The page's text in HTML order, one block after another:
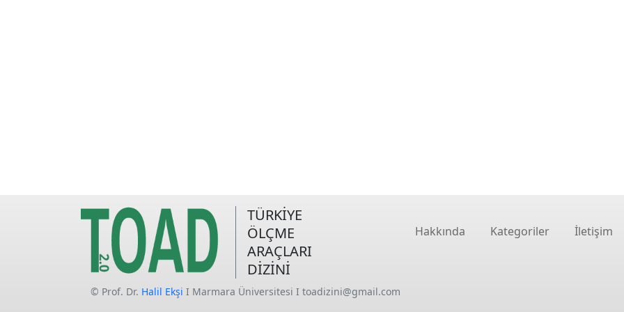
TÜRKİYE
ÖLÇME
ARAÇLARI
DİZİNİ
Hakkında Kategoriler İletişim
© Prof. Dr. Halil Ekşi I Marmara Üniversitesi I toadizini@gmail.com